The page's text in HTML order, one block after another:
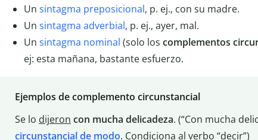
Un sintagma preposicional, p. ej., con su madre.
Un sintagma adverbial, p. ej., ayer, mal.
Un sintagma nominal (solo los complementos
ej: esta mañana, bastante esfuerzo.
Ejemplos de complemento circunstancial
Se lo dijeron con mucha delicadeza. (“Con mucha
circunstancial de modo. Condiciona al verbo “decir”)